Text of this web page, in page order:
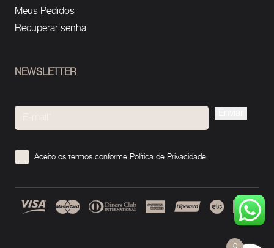
Meus Pedidos
Recuperar senha
NEWSLETTER
Aceito os termos conforme Política de Privacidade